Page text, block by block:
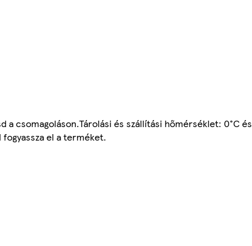
csomagoláson.Tárolási és szállítási hőmérséklet: 0°C és
el a terméket.